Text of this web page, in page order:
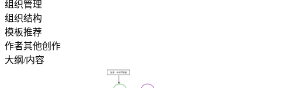
组织管理
组织结构
模板推荐
作者其他创作
大纲/内容